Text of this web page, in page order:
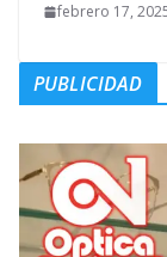
febrero 17,
PUBLICIDAD